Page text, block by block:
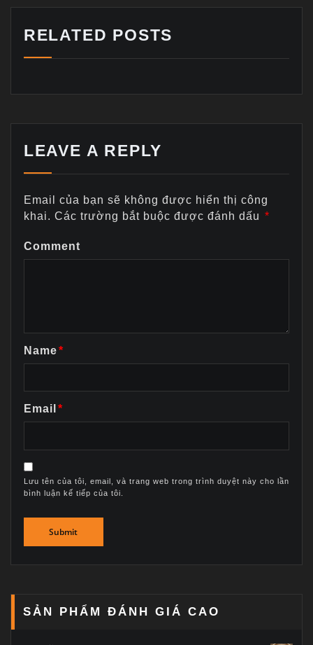
RELATED POSTS
LEAVE A REPLY
Email của bạn sẽ không được hiển thị công
khai. Các trường bắt buộc được đánh dấu *
Comment
Name*
Email *
Lưu tên của tôi, email, và trang web trong trình duyệt này cho lần
bình luận kế tiếp của tôi.
SẢN PHẨM ĐÁNH GIÁ CAO